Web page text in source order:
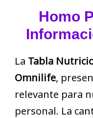
Homo
La Tabla
Omnilife,
relevante para
personal. La